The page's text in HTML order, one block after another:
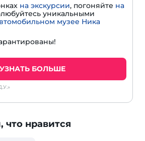
на экскурсии, погоняйте на
уникальными
музее Ника
УЗНАТЬ БОЛЬШЕ
что нравится